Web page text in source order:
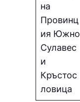
на
Провинц
ия Южно
Сулавес
и
Кръстос
ловица